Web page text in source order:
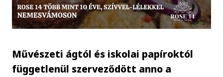
Művészeti ágtól és iskolai papíroktól
függetlenül szerveződött anno a